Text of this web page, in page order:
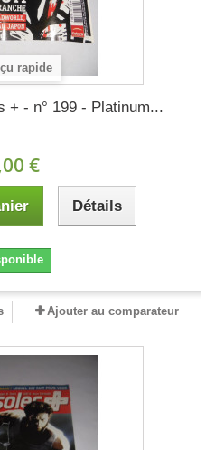
rapide
+ - n° 199 - Platinum...
€
Détails
Ajouter au comparateur